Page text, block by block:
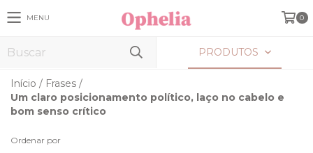
MENU 0
PRODUTOS
Início / Frases /
Um claro posicionamento político, laço no cabelo e
bom senso crítico
Ordenar por